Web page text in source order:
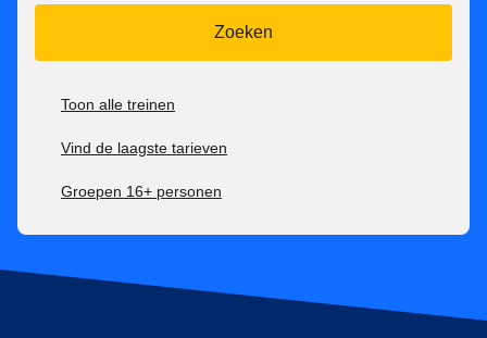
Zoeken
Toon alle treinen
Vind de laagste tarieven
Groepen 16+ personen